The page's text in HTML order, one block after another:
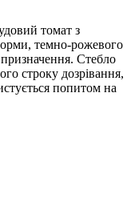
томат з
темно-рожевого
Стебло
строку дозрівання,
попитом на